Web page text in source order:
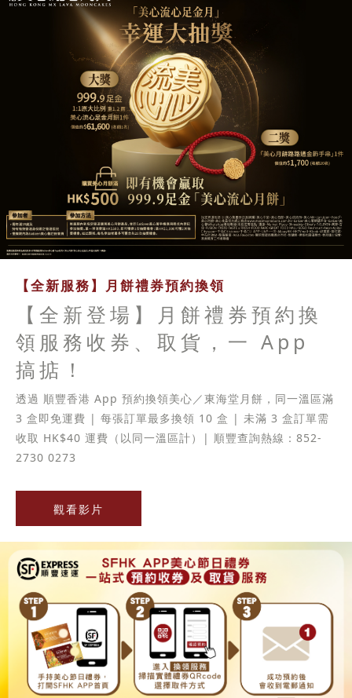
【全新服務】月餅禮券預約換領
【全新登場】月餅禮券預約換
領服務收券、取貨，一 App
搞掂！
透過 順豐香港 App 預約換領美心／東海堂月餅，同一溫區滿
3 盒即免運費 | 每張訂單最多換領 10 盒 | 未滿 3 盒訂單需
收取 HK$40 運費（以同一溫區計）| 順豐查詢熱線：852-
2730 0273
觀看影片